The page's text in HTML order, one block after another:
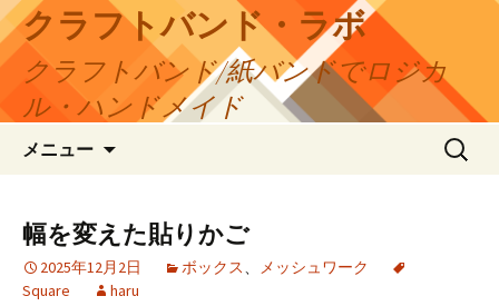
コ
ン
テ
ツ
ス
クラフトバンド・ラボ
クラフトバンド/紙バンドでロジカ
ル・ハンドメイド
メニュー
検
索:
幅を変えた貼りかご
2025年12月2日 ボックス、
メッシュワーク
Square
haru